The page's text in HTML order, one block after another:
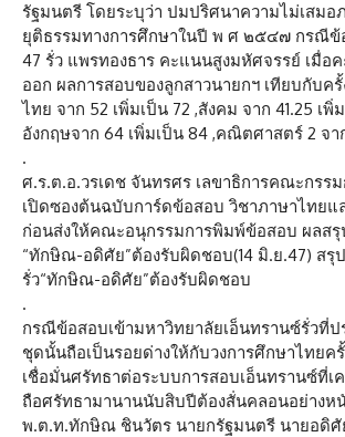
รัฐมนตรี โดยระบุว่า ปมปริศนาความไม่เสมอ
ยุติธรรมทางการศึกษาในปี พ ศ ๒๕๔๗ กรณีข้
47 รั่ว แพรทองธาร คะแนนสูงมหัศจรรย์ เมื่อ
ออก ผลการสอบของลูกสาวนายกฯ เทียบกับค
ไทย จาก 52 เพิ่มเป็น 72 ,สังคม จาก 41.25 เพิ่
อังกฤษจาก 64 เพิ่มเป็น 84 ,คณิตศาสตร์ 2 จา
.
ศ.ร.ต.อ.วรเดช จันทรศร เลขาธิการคณะกรร
เปิดซองต้นฉบับการ์ดข้อสอบ วิชาภาษาไทยแ
ก่อนส่งให้คณะอนุกรรมการพิมพ์ข้อสอบ ผลสรุ
“ทักษิณ-อดิศัย”ต้องรับผิดชอบ(14 มิ.ย.47) สรุ
รั่ว“ทักษิณ-อดิศัย”ต้องรับผิดชอบ
.
กรณีข้อสอบเข้ามหาวิทยาลัยเอ็นทรานซ์รั่วที่ป
ชุดนั้นถือเป็นรอยด่างให้กับวงการศึกษาไทยค
เชื่อมั่นศรัทธาต่อระบบการสอบเอ็นทรานซ์ที่เ
ถือศรัทธามานานนับสิบปีต้องสั่นคลอนอย่างห
พ.ต.ท.ทักษิณ ชินวัตร นายกรัฐมนตรี นายอดิศั